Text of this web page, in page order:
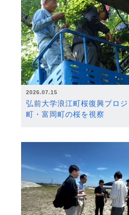
2026.07.15
弘前大学浪江町桜復興プロ
町・富岡町の桜を視察